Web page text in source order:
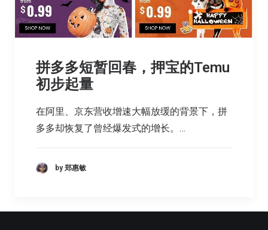
拼多多短暂回春，押宝的Temu
初步起量
在阿里、京东营收增速大幅放缓的背景下，拼
多多却恢复了曾经爆发式的增长。…
by 郑惠敏